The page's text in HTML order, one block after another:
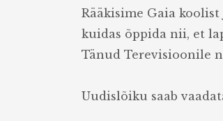
Rääkisime Gaia
kuidas õppida nii, et
Tänud Terevisioonile
Uudislõiku saab